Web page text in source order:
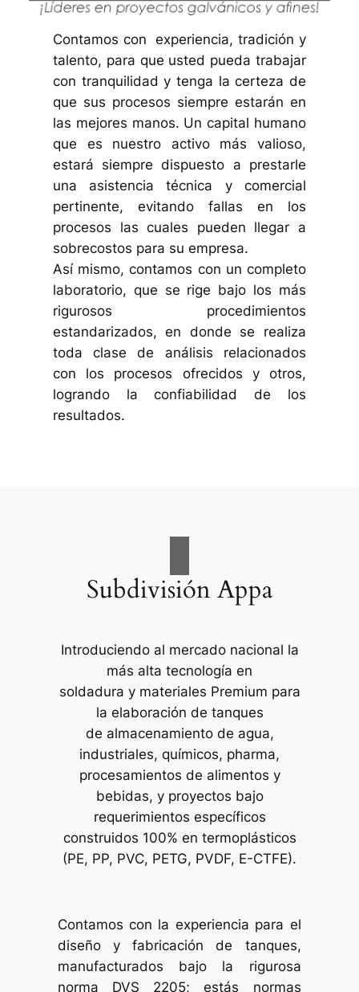
Contamos con experiencia, tradición y
talento, para que usted pueda trabajar
con tranquilidad y tenga la certeza de
que sus procesos siempre estarán en
las mejores manos. Un capital humano
que es nuestro activo más valioso,
estará siempre dispuesto a prestarle
una asistencia técnica y comercial
pertinente, evitando fallas en los
procesos las cuales pueden llegar a
sobrecostos para su empresa.
Así mismo, contamos con un completo
laboratorio, que se rige bajo los más
rigurosos procedimientos
estandarizados, en donde se realiza
toda clase de análisis relacionados
con los procesos ofrecidos y otros,
logrando la confiabilidad de los
resultados.
Subdivisión Appa
Introduciendo al mercado nacional la
más alta tecnología en
soldadura y materiales Premium para
la elaboración de tanques
de almacenamiento de agua,
industriales, químicos, pharma,
procesamientos de alimentos y
bebidas, y proyectos bajo
requerimientos específicos
construidos 100% en termoplásticos
(PE, PP, PVC, PETG, PVDF, E-CTFE).
Contamos con la experiencia para el
diseño y fabricación de tanques,
manufacturados bajo la rigurosa
norma DVS 2205; estás normas